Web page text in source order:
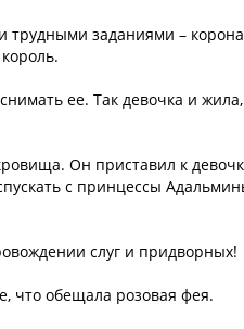
трудными заданиями – корона
ее. Так девочка и
Он приставил к
с принцессы
слуг и придворных!
что обещала розовая фея.